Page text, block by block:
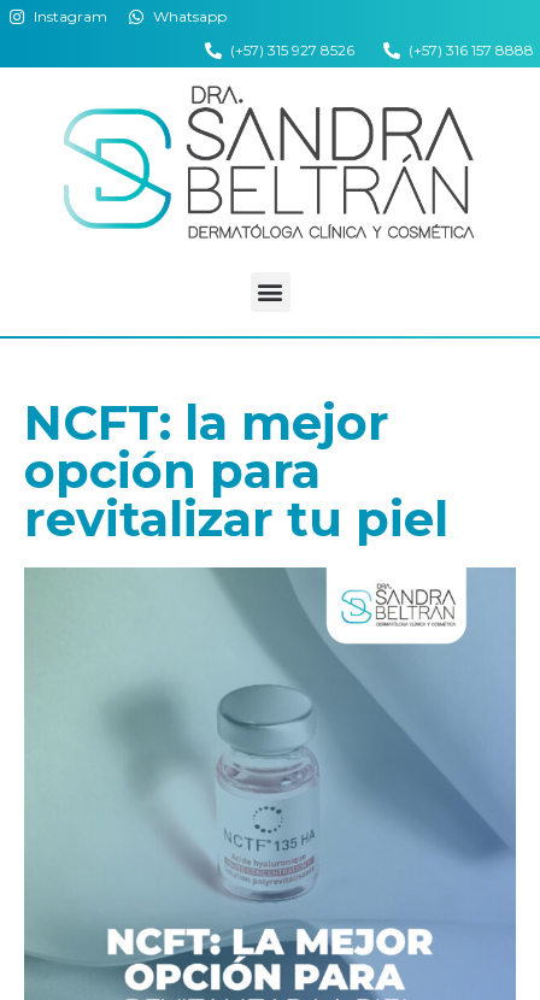
Instagram
Whatsapp
(+57) 315 927 8526
(+57) 316 157 8888
NCFT: la mejor
opción para
revitalizar tu piel